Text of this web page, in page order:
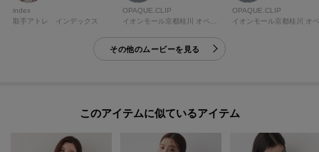
index
取手アトレ インデックス
OPAQUE.CLIP
イオンモール京都桂川 オペーク ドット クリップ
OPAQUE.CLIP
その他のムービーを見る
このアイテムに似ているアイテム